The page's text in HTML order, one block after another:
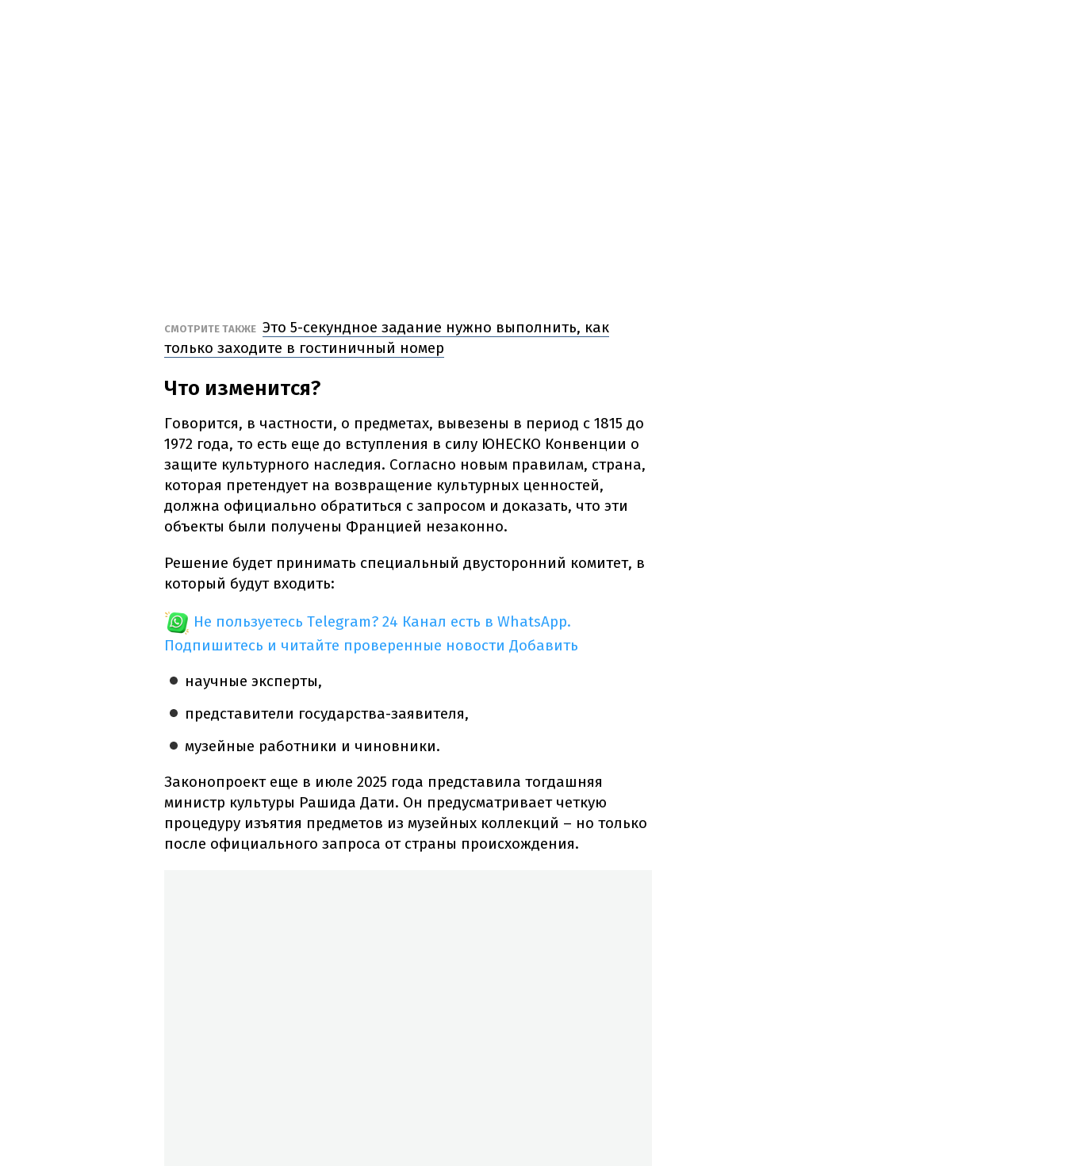
СМОТРИТЕ ТАКЖЕ Это 5-секундное задание нужно выполнить, как
только заходите в гостиничный номер
Что изменится?
Говорится, в частности, о предметах, вывезены в период с 1815 до
1972 года, то есть еще до вступления в силу ЮНЕСКО Конвенции о
защите культурного наследия. Согласно новым правилам, страна,
которая претендует на возвращение культурных ценностей,
должна официально обратиться с запросом и доказать, что эти
объекты были получены Францией незаконно.
Решение будет принимать специальный двусторонний комитет, в
который будут входить:
Не пользуетесь Telegram? 24 Канал есть в WhatsApp.
Подпишитесь и читайте проверенные новости Добавить
научные эксперты,
представители государства-заявителя,
музейные работники и чиновники.
Законопроект еще в июле 2025 года представила тогдашняя
министр культуры Рашида Дати. Он предусматривает четкую
процедуру изъятия предметов из музейных коллекций – но только
после официального запроса от страны происхождения.